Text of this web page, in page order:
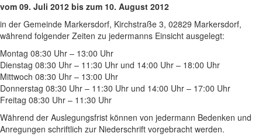
vom 09. Juli 2012 bis zum 10. August 2012
in der Gemeinde Markersdorf, Kirchstraße 3, 02829 Markersdorf,
während folgender Zeiten zu jedermanns Einsicht ausgelegt:
Montag 08:30 Uhr – 13:00 Uhr
Dienstag 08:30 Uhr – 11:30 Uhr und 14:00 Uhr – 18:00 Uhr
Mittwoch 08:30 Uhr – 13:00 Uhr
Donnerstag 08:30 Uhr – 11:30 Uhr und 14:00 Uhr – 17:00 Uhr
Freitag 08:30 Uhr – 11:30 Uhr
Während der Auslegungsfrist können von jedermann Bedenken und
Anregungen schriftlich zur Niederschrift vorgebracht werden.